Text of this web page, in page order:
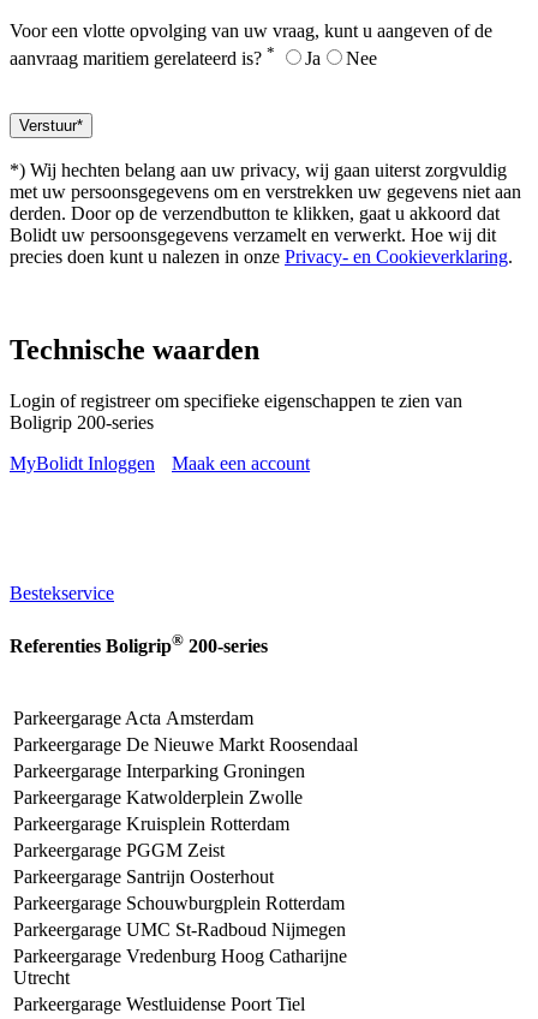
Voor een vlotte opvolging van uw vraag, kunt u aangeven of de
aanvraag maritiem gerelateerd is? * Ja Nee
*) Wij hechten belang aan uw privacy, wij gaan uiterst zorgvuldig
met uw persoonsgegevens om en verstrekken uw gegevens niet aan
derden. Door op de verzendbutton te klikken, gaat u akkoord dat
Bolidt uw persoonsgegevens verzamelt en verwerkt. Hoe wij dit
precies doen kunt u nalezen in onze Privacy- en Cookieverklaring.
Technische waarden
Login of registreer om specifieke eigenschappen te zien van
Boligrip 200-series
MyBolidt Inloggen
Maak een account
Bestekservice
Referenties Boligrip® 200-series
Parkeergarage Acta Amsterdam
Parkeergarage De Nieuwe Markt Roosendaal
Parkeergarage Interparking Groningen
Parkeergarage Katwolderplein Zwolle
Parkeergarage Kruisplein Rotterdam
Parkeergarage PGGM Zeist
Parkeergarage Santrijn Oosterhout
Parkeergarage Schouwburgplein Rotterdam
Parkeergarage UMC St-Radboud Nijmegen
Parkeergarage Vredenburg Hoog Catharijne
Utrecht
Parkeergarage Westluidense Poort Tiel